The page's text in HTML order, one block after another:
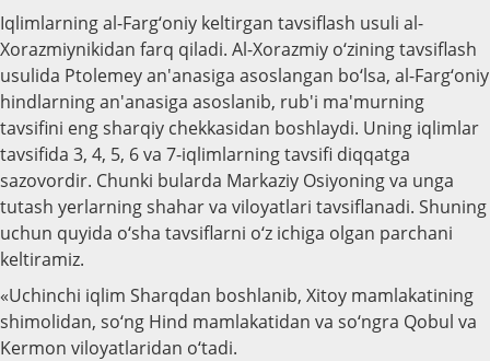
Iqlimlarning al-Farg‘oniy keltirgan tavsiflash usuli al-
Xorazmiynikidan farq qiladi. Al-Xorazmiy o‘zining tavsiflash
usulida Ptolemey an'anasiga asoslangan bo‘lsa, al-Farg‘oniy
hindlarning an'anasiga asoslanib, rub'i ma'murning
tavsifini eng sharqiy chekkasidan boshlaydi. Uning iqlimlar
tavsifida 3, 4, 5, 6 va 7-iqlimlarning tavsifi diqqatga
sazovordir. Chunki bularda Markaziy Osiyoning va unga
tutash yerlarning shahar va viloyatlari tavsiflanadi. Shuning
uchun quyida o‘sha tavsiflarni o‘z ichiga olgan parchani
keltiramiz.
«Uchinchi iqlim Sharqdan boshlanib, Xitoy mamlakatining
shimolidan, so‘ng Hind mamlakatidan va so‘ngra Qobul va
Kermon viloyatlaridan o‘tadi.